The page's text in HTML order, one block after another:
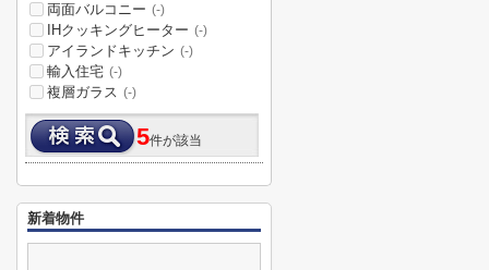
両面バルコニー (-)
IHクッキングヒーター (-)
アイランドキッチン (-)
輸入住宅 (-)
複層ガラス (-)
5件が該当
新着物件